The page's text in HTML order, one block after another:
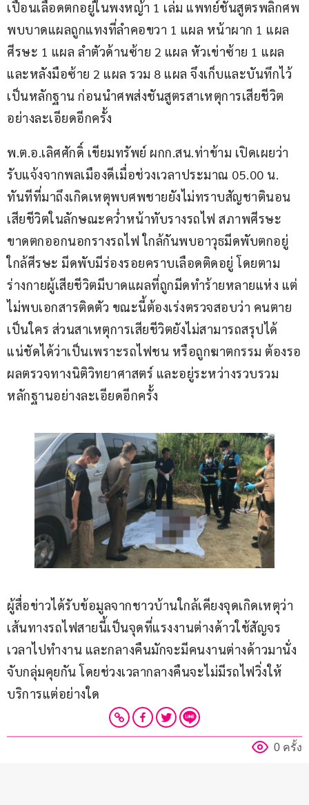
เปื้อนเลือดตกอยู่ในพงหญ้า 1 เล่ม แพทย์ชันสูตรพลิกศพ
พบบาดแผลถูกแทงที่ลำคอขวา 1 แผล หน้าผาก 1 แผล
ศีรษะ 1 แผล ลำตัวด้านซ้าย 2 แผล หัวเข่าซ้าย 1 แผล
และหลังมือซ้าย 2 แผล รวม 8 แผล จึงเก็บและบันทึกไว้
เป็นหลักฐาน ก่อนนำศพส่งชันสูตรสาเหตุการเสียชีวิต
อย่างละเอียดอีกครั้ง
พ.ต.อ.เลิศศักดิ์ เขียมทรัพย์ ผกก.สน.ท่าข้าม เปิดเผยว่า
รับแจ้งจากพลเมืองดีเมื่อช่วงเวลาประมาณ 05.00 น.
ทันทีที่มาถึงเกิดเหตุพบศพชายยังไม่ทราบสัญชาตินอน
เสียชีวิตในลักษณะคว่ำหน้าทับรางรถไฟ สภาพศีรษะ
ขาดตกออกนอกรางรถไฟ ใกล้กันพบอาวุธมีดพับตกอยู่
ใกล้ศีรษะ มีดพับมีร่องรอยคราบเลือดติดอยู่ โดยตาม
ร่างกายผู้เสียชีวิตมีบาดแผลที่ถูกมีดทำร้ายหลายแห่ง แต่
ไม่พบเอกสารติดตัว ขณะนี้ต้องเร่งตรวจสอบว่า คนตาย
เป็นใคร ส่วนสาเหตุการเสียชีวิตยังไม่สามารถสรุปได้
แน่ชัดได้ว่าเป็นเพราะรถไฟชน หรือถูกฆาตกรรม ต้องรอ
ผลตรวจทางนิติวิทยาศาสตร์ และอยู่ระหว่างรวบรวม
หลักฐานอย่างละเอียดอีกครั้ง
ผู้สื่อข่าวได้รับข้อมูลจากชาวบ้านใกล้เคียงจุดเกิดเหตุว่า
เส้นทางรถไฟสายนี้เป็นจุดที่แรงงานต่างด้าวใช้สัญจร
เวลาไปทำงาน และกลางคืนมักจะมีคนงานต่างด้าวมานั่ง
จับกลุ่มคุยกัน โดยช่วงเวลากลางคืนจะไม่มีรถไฟวิ่งให้
บริการแต่อย่างใด
0 ครั้ง